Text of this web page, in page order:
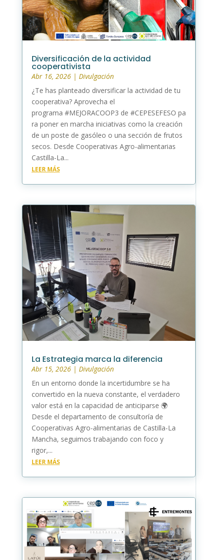
Diversificación de la actividad
cooperativista
Abr 16, 2026| Divulgación
¿Te has planteado diversificar la actividad de tu
cooperativa? Aprovecha el
programa #MEJORACOOP3 de #CEPESEFESO pa
ra poner en marcha iniciativas como la creación
de un poste de gasóleo o una sección de frutos
secos. Desde Cooperativas Agro-alimentarias
Castilla-La...
LEER MÁS
La Estrategia marca la diferencia
Abr 15, 2026| Divulgación
En un entorno donde la incertidumbre se ha
convertido en la nueva constante, el verdadero
valor está en la capacidad de anticiparse 🌍
Desde el departamento de consultoría de
Cooperativas Agro-alimentarias de Castilla-La
Mancha, seguimos trabajando con foco y
rigor,...
LEER MÁS